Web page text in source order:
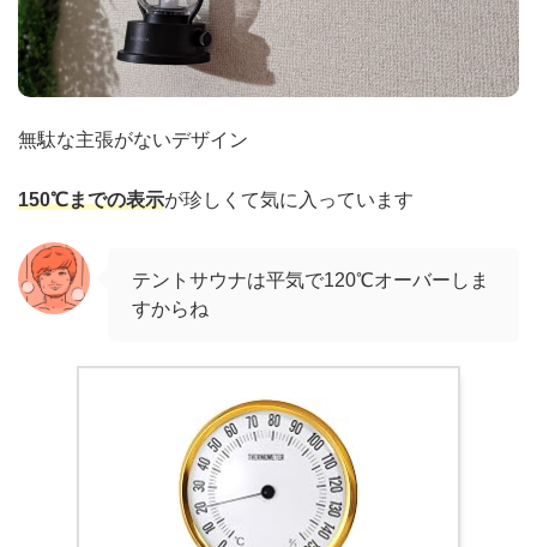
無駄な主張がないデザイン
150℃までの表示が珍しくて気に入っています
テントサウナは平気で120℃オーバーしま
すからね